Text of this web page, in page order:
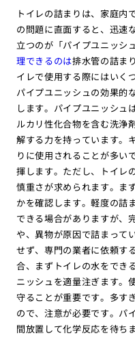
トイレの詰まりは、家庭内
の問題に直面すると、迅速
立つのが「パイプユニッシ
理できるのは排水管の詰ま
イレで使用する際にはいく
パイプユニッシュの効果的
します。パイプユニッシュ
ルカリ性化合物を含む洗浄
解する力を持っています。
りに使用されることが多い
揮します。ただし、トイレ
慎重さが求められます。ま
かを確認します。軽度の詰
できる場合がありますが、
や、異物が原因で詰まって
せず、専門の業者に依頼す
合、まずトイレの水をでき
ニッシュを適量注ぎます。
守ることが重要です。多す
ので、注意が必要です。パ
間放置して化学反応を待ち